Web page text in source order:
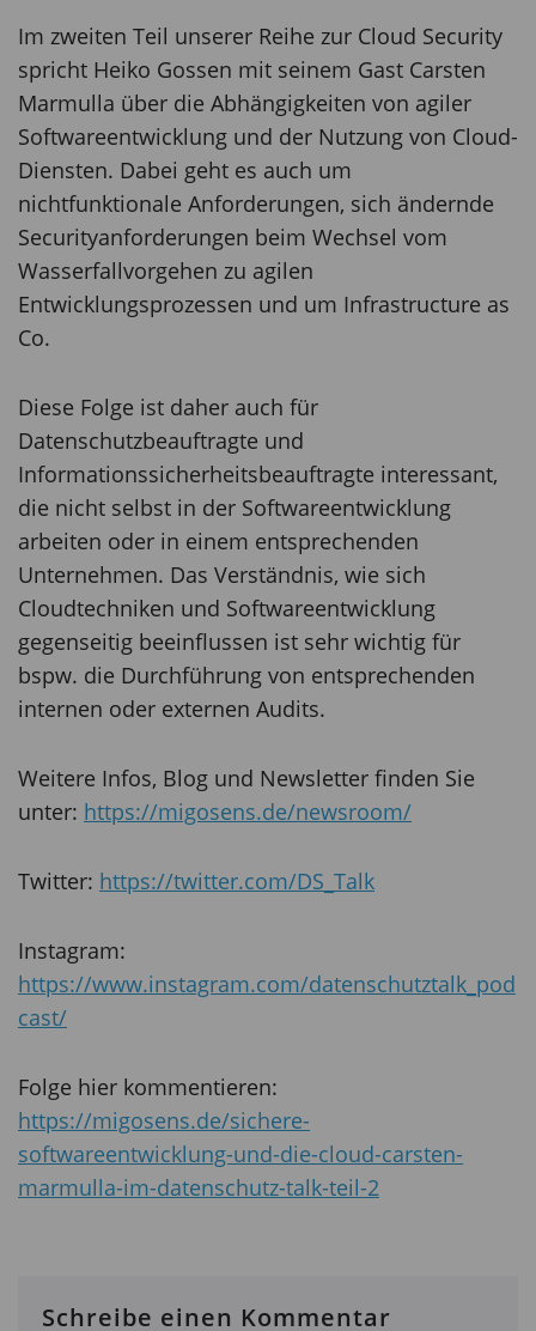
Im zweiten Teil unserer Reihe zur Cloud Security
spricht Heiko Gossen mit seinem Gast Carsten
Marmulla über die Abhängigkeiten von agiler
Softwareentwicklung und der Nutzung von Cloud-
Diensten. Dabei geht es auch um
nichtfunktionale Anforderungen, sich ändernde
Securityanforderungen beim Wechsel vom
Wasserfallvorgehen zu agilen
Entwicklungsprozessen und um Infrastructure as
Co.
Diese Folge ist daher auch für
Datenschutzbeauftragte und
Informationssicherheitsbeauftragte interessant,
die nicht selbst in der Softwareentwicklung
arbeiten oder in einem entsprechenden
Unternehmen. Das Verständnis, wie sich
Cloudtechniken und Softwareentwicklung
gegenseitig beeinflussen ist sehr wichtig für
bspw. die Durchführung von entsprechenden
internen oder externen Audits.
Weitere Infos, Blog und Newsletter finden Sie
unter: https://migosens.de/newsroom/
Twitter: https://twitter.com/DS_Talk
Instagram:
https://www.instagram.com/datenschutztalk_pod
cast/
Folge hier kommentieren:
https://migosens.de/sichere-
softwareentwicklung-und-die-cloud-carsten-
marmulla-im-datenschutz-talk-teil-2
Schreibe einen Kommentar